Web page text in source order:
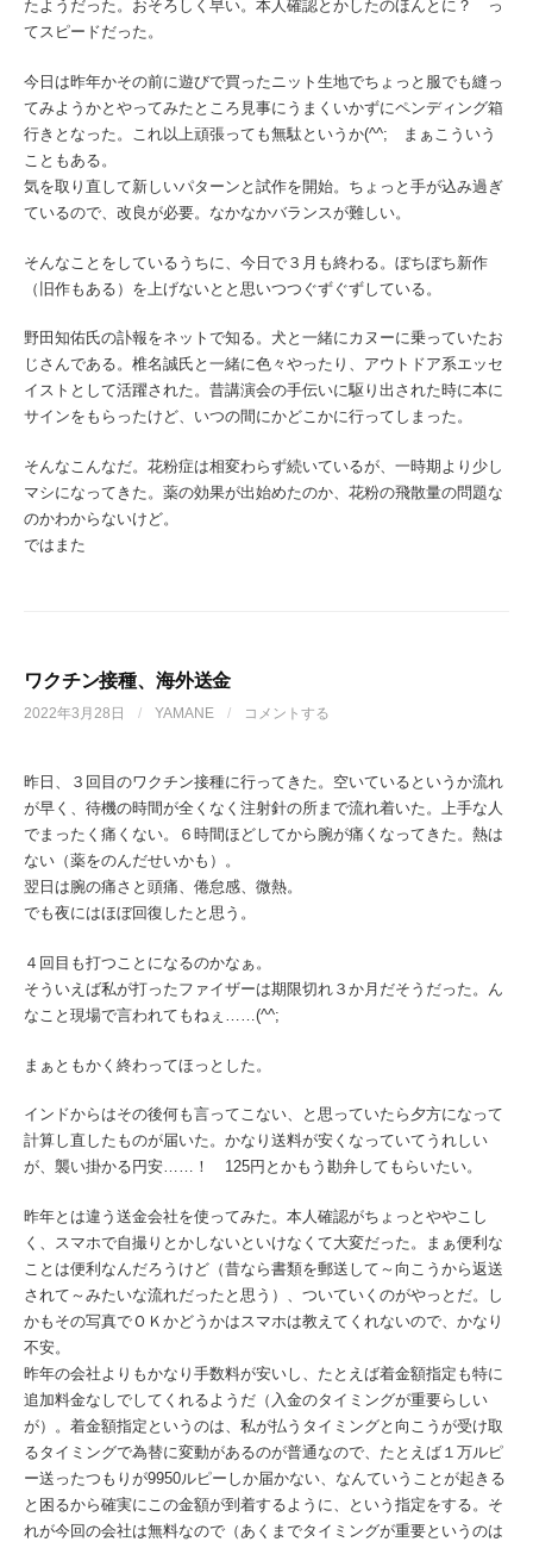
たようだった。おそろしく早い。本人確認とかしたのほんとに？ っ
てスピードだった。
今日は昨年かその前に遊びで買ったニット生地でちょっと服でも縫っ
てみようかとやってみたところ見事にうまくいかずにペンディング箱
行きとなった。これ以上頑張っても無駄というか(^^; まぁこういう
こともある。
気を取り直して新しいパターンと試作を開始。ちょっと手が込み過ぎ
ているので、改良が必要。なかなかバランスが難しい。
そんなことをしているうちに、今日で３月も終わる。ぼちぼち新作
（旧作もある）を上げないとと思いつつぐずぐずしている。
野田知佑氏の訃報をネットで知る。犬と一緒にカヌーに乗っていたお
じさんである。椎名誠氏と一緒に色々やったり、アウトドア系エッセ
イストとして活躍された。昔講演会の手伝いに駆り出された時に本に
サインをもらったけど、いつの間にかどこかに行ってしまった。
そんなこんなだ。花粉症は相変わらず続いているが、一時期より少し
マシになってきた。薬の効果が出始めたのか、花粉の飛散量の問題な
のかわからないけど。
ではまた
ワクチン接種、海外送金
2022年3月28日 / YAMANE / コメントする
昨日、３回目のワクチン接種に行ってきた。空いているというか流れ
が早く、待機の時間が全くなく注射針の所まで流れ着いた。上手な人
でまったく痛くない。６時間ほどしてから腕が痛くなってきた。熱は
ない（薬をのんだせいかも）。
翌日は腕の痛さと頭痛、倦怠感、微熱。
でも夜にはほぼ回復したと思う。
４回目も打つことになるのかなぁ。
そういえば私が打ったファイザーは期限切れ３か月だそうだった。ん
なこと現場で言われてもねぇ……(^^;
まぁともかく終わってほっとした。
インドからはその後何も言ってこない、と思っていたら夕方になって
計算し直したものが届いた。かなり送料が安くなっていてうれしい
が、襲い掛かる円安……！ 125円とかもう勘弁してもらいたい。
昨年とは違う送金会社を使ってみた。本人確認がちょっとややこし
く、スマホで自撮りとかしないといけなくて大変だった。まぁ便利な
ことは便利なんだろうけど（昔なら書類を郵送して～向こうから返送
されて～みたいな流れだったと思う）、ついていくのがやっとだ。し
かもその写真でＯＫかどうかはスマホは教えてくれないので、かなり
不安。
昨年の会社よりもかなり手数料が安いし、たとえば着金額指定も特に
追加料金なしでしてくれるようだ（入金のタイミングが重要らしい
が）。着金額指定というのは、私が払うタイミングと向こうが受け取
るタイミングで為替に変動があるのが普通なので、たとえば１万ルピ
ー送ったつもりが9950ルピーしか届かない、なんていうことが起きる
と困るから確実にこの金額が到着するように、という指定をする。そ
れが今回の会社は無料なので（あくまでタイミングが重要というのは